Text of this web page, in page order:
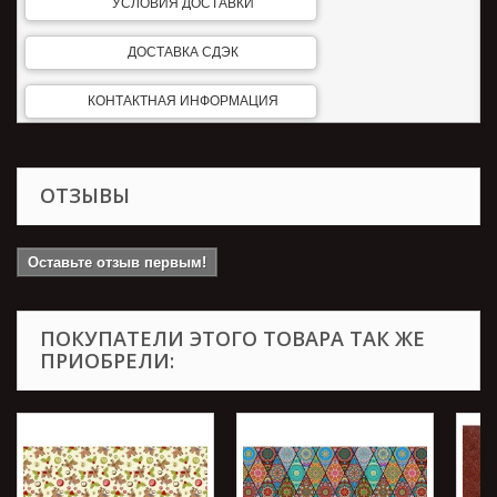
УСЛОВИЯ ДОСТАВКИ
ДОСТАВКА СДЭК
КОНТАКТНАЯ ИНФОРМАЦИЯ
ОТЗЫВЫ
Оставьте отзыв первым!
ПОКУПАТЕЛИ ЭТОГО ТОВАРА ТАК ЖЕ
ПРИОБРЕЛИ: